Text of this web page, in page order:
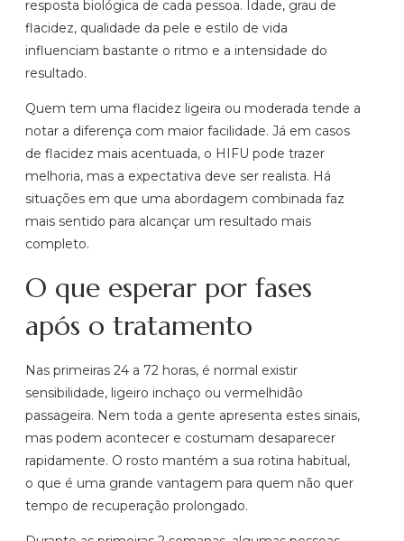
resposta biológica de cada pessoa. Idade, grau de
flacidez, qualidade da pele e estilo de vida
influenciam bastante o ritmo e a intensidade do
resultado.
Quem tem uma flacidez ligeira ou moderada tende a
notar a diferença com maior facilidade. Já em casos
de flacidez mais acentuada, o HIFU pode trazer
melhoria, mas a expectativa deve ser realista. Há
situações em que uma abordagem combinada faz
mais sentido para alcançar um resultado mais
completo.
O que esperar por fases
após o tratamento
Nas primeiras 24 a 72 horas, é normal existir
sensibilidade, ligeiro inchaço ou vermelhidão
passageira. Nem toda a gente apresenta estes sinais,
mas podem acontecer e costumam desaparecer
rapidamente. O rosto mantém a sua rotina habitual,
o que é uma grande vantagem para quem não quer
tempo de recuperação prolongado.